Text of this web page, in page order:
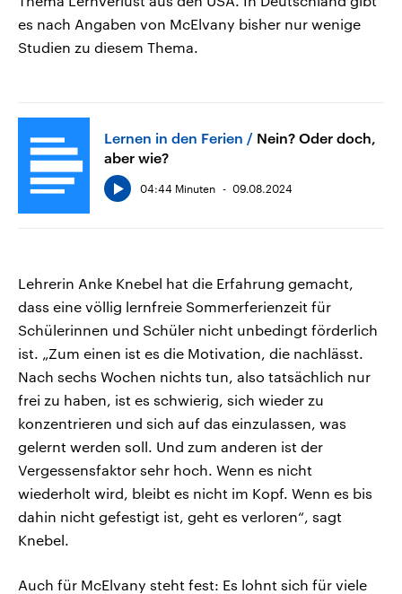
es nach Angaben von McElvany bisher nur wenige
Studien zu diesem Thema.
Lernen in den Ferien
Nein? Oder doch,
aber wie?
04:44 Minuten 09.08.2024
Lehrerin Anke Knebel hat die Erfahrung gemacht,
dass eine völlig lernfreie Sommerferienzeit für
Schülerinnen und Schüler nicht unbedingt förderlich
ist. „Zum einen ist es die Motivation, die nachlässt.
Nach sechs Wochen nichts tun, also tatsächlich nur
frei zu haben, ist es schwierig, sich wieder zu
konzentrieren und sich auf das einzulassen, was
gelernt werden soll. Und zum anderen ist der
Vergessensfaktor sehr hoch. Wenn es nicht
wiederholt wird, bleibt es nicht im Kopf. Wenn es bis
dahin nicht gefestigt ist, geht es verloren“, sagt
Knebel.
Auch für McElvany steht fest: Es lohnt sich für viele